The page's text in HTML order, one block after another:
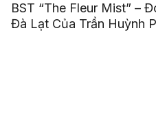
BST “The Fleur Mist” –
Đà Lạt Của Trần Huỳnh